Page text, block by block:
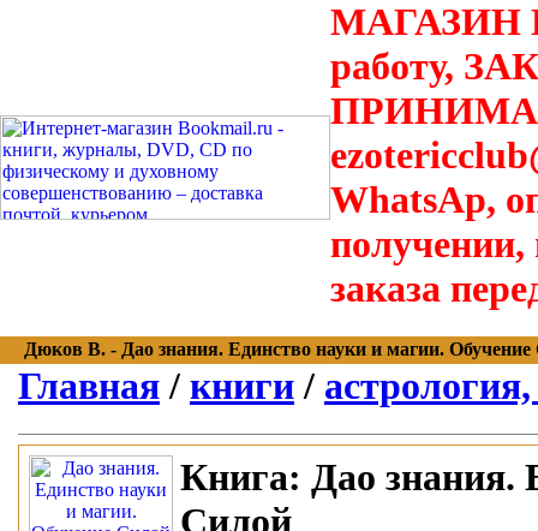
МАГАЗИН
работу,
WhatsAp,
получении,
заказа
Дюков В. - Дао знания. Единство науки и магии. Обучение
Главная / книги /
Книга: Дао знания.
Силой